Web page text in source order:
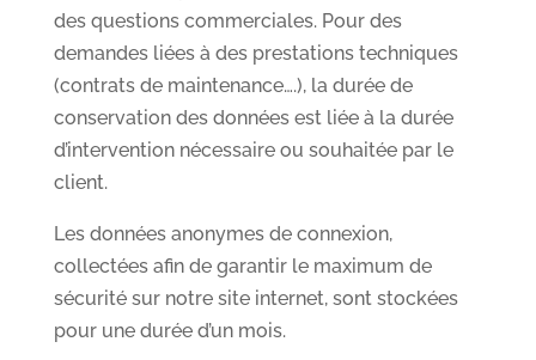
des questions commerciales. Pour des
demandes liées à des prestations techniques
(contrats de maintenance….), la durée de
conservation des données est liée à la durée
d’intervention nécessaire ou souhaitée par le
client.
Les données anonymes de connexion,
collectées afin de garantir le maximum de
sécurité sur notre site internet, sont stockées
pour une durée d’un mois.